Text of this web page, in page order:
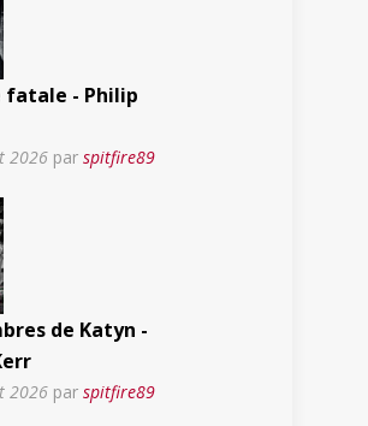
fatale - Philip
2026 par spitfire89
de Katyn -
2026 par spitfire89